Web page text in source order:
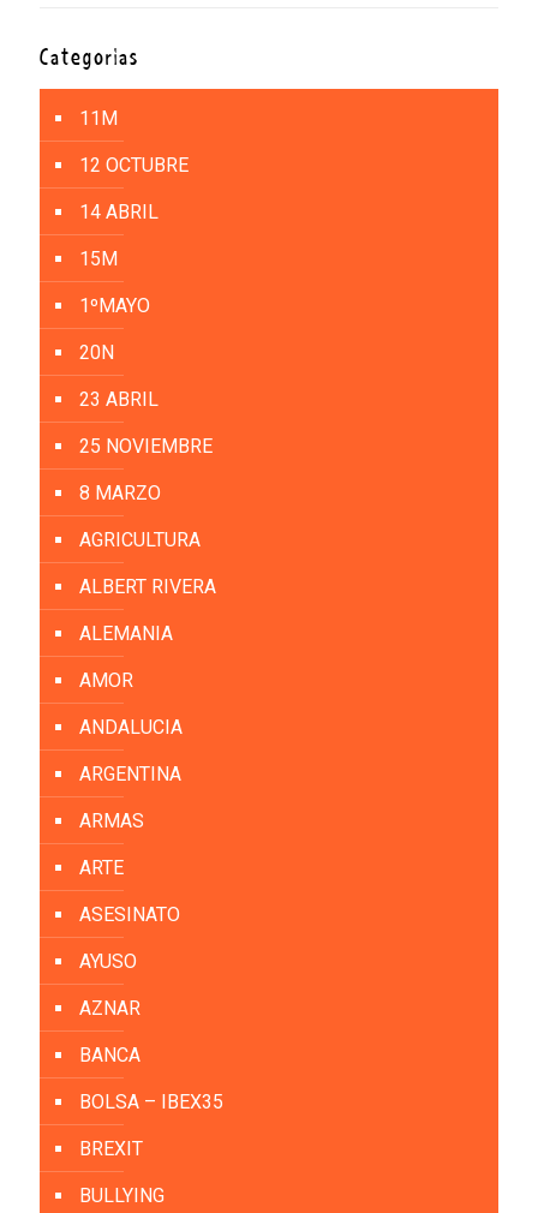
Categorías
11M
12 OCTUBRE
14 ABRIL
15M
1ºMAYO
20N
23 ABRIL
25 NOVIEMBRE
8 MARZO
AGRICULTURA
ALBERT RIVERA
ALEMANIA
AMOR
ANDALUCIA
ARGENTINA
ARMAS
ARTE
ASESINATO
AYUSO
AZNAR
BANCA
BOLSA – IBEX35
BREXIT
BULLYING